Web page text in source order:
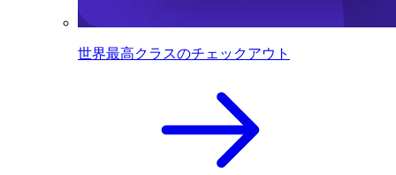
世界最高クラスのチェックアウト